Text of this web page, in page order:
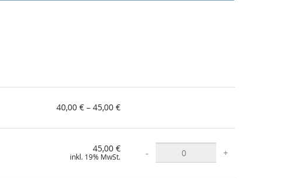
von
bis
40,00 € – 45,00 €
45,00 €
inkl. 19% MwSt. - +